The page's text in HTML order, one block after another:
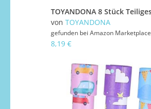
von TOYANDONA
gefunden bei Amazon Marketplace
8,19 €